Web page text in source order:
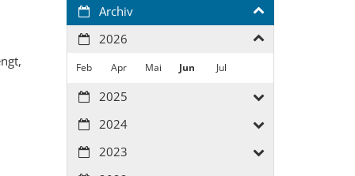
Archiv
2026
Feb Apr Mai Jun Jul
2025
2024
2023